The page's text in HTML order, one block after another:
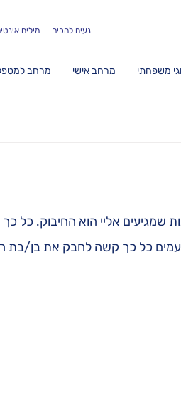
מילים נעים להכיר
משפחתי מרחב אישי מרחב
שמגיעים אליי הוא החיבוק. כל
כל כך קשה לחבק את בן/בת